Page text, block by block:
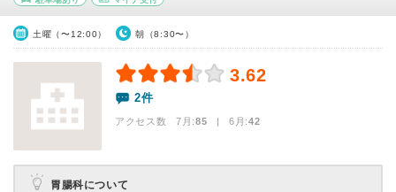
土曜（〜12:00） 朝（8:30〜）
3.62
2件
アクセス数 7月:85 | 6月:42
胃腸科について